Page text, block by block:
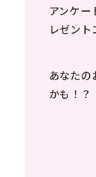
アンケー
レゼント
あなたの
かも！？